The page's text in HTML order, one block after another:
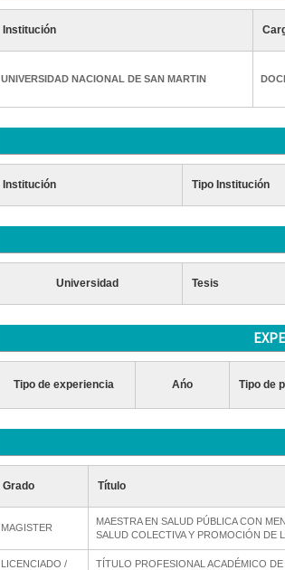
Institución
UNIVERSIDAD NACIONAL DE SAN MARTIN
Institución Tipo Institución
Universidad Tesis
Tipo de experiencia Ańo Tipo de
Grado Título
MAGISTER
MAESTRA EN SALUD PÚBLICA CON
SALUD COLECTIVA Y PROMOCIÓN DE
LICENCIADO /
TÍTULO PROFESIONAL ACADÉMICO DE